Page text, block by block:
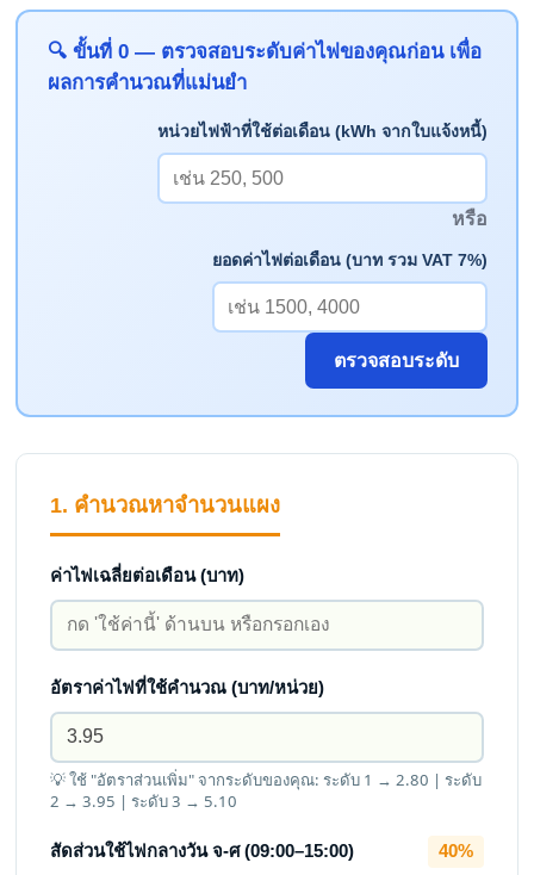
🔍 ขั้นที่ 0 — ตรวจสอบระดับค่าไฟของคุณก่อน เพื่อ
ผลการคำนวณที่แม่นยำ
หน่วยไฟฟ้าที่ใช้ต่อเดือน (kWh จากใบแจ้งหนี้)
หรือ
ยอดค่าไฟต่อเดือน (บาท รวม VAT 7%)
ตรวจสอบระดับ
1. คำนวณหาจำนวนแผง
ค่าไฟเฉลี่ยต่อเดือน (บาท)
อัตราค่าไฟที่ใช้คำนวณ (บาท/หน่วย)
💡 ใช้ "อัตราส่วนเพิ่ม" จากระดับของคุณ: ระดับ 1 → 2.80 | ระดับ
2 → 3.95 | ระดับ 3 → 5.10
สัดส่วนใช้ไฟกลางวัน จ-ศ (09:00–15:00) 40%